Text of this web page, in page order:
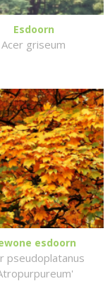
Esdoorn
Acer griseum
esdoorn
pseudoplatanus